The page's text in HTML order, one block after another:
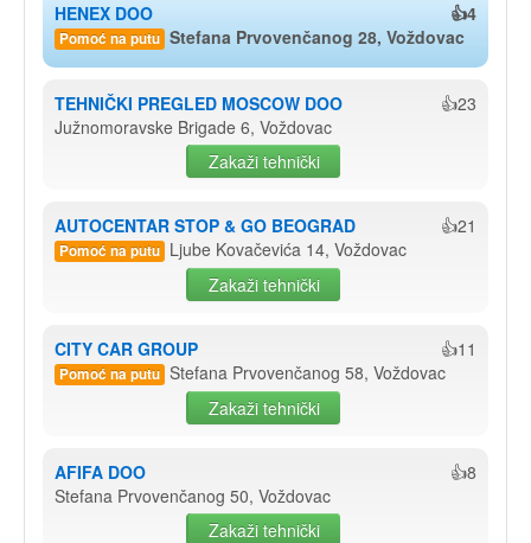
HENEX DOO 👍4
Pomoć na putu Stefana Prvovenčanog 28, Voždovac
TEHNIČKI PREGLED MOSCOW DOO
👍23
Južnomoravske Brigade 6, Voždovac
Zakaži tehnički
AUTOCENTAR STOP & GO BEOGRAD 👍21
Pomoć na putu Ljube Kovačevića 14, Voždovac
Zakaži tehnički
CITY CAR GROUP 👍11
Pomoć na putu Stefana Prvovenčanog 58, Voždovac
Zakaži tehnički
AFIFA DOO
👍8
Stefana Prvovenčanog 50, Voždovac
Zakaži tehnički